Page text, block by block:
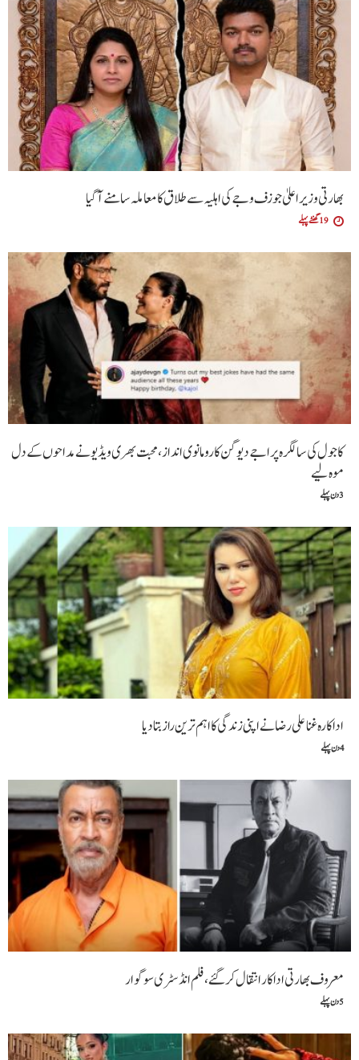
بھارتی وزیراعلیٰ جوزف وجے کی اہلیہ سے طلاق کا معاملہ سامنے آگیا
19 گھنٹے پہلے
کاجول کی سالگرہ پر اجے دیوگن کا رومانوی انداز، محبت بھری ویڈیو نے مداحوں کے دل
موہ لیے
3 دن پہلے
اداکارہ غنا علی رضانےاپنی زندگی کا اہم ترین راز بتا دیا
4 دن پہلے
معروف بھارتی اداکار انتقال کر گئے، فلم انڈسٹری سوگوار
5 دن پہلے